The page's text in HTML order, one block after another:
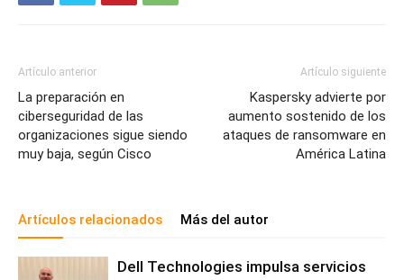
Artículo anterior
La preparación en
ciberseguridad de las
organizaciones sigue siendo
muy baja, según Cisco
Artículo siguiente
Kaspersky advierte por
aumento sostenido de los
ataques de ransomware en
América Latina
Artículos relacionados Más del autor
Dell Technologies impulsa servicios